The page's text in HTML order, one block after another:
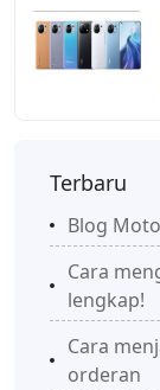
Terbaru
Blog
Cara
lengkap!
Cara
orderan